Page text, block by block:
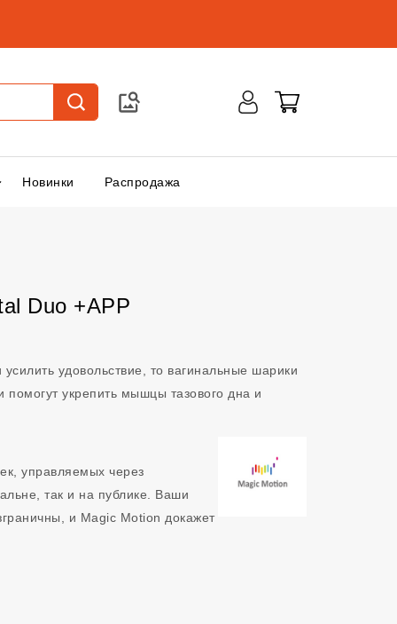
Новинки Распродажа
Duo +APP
удовольствие, то вагинальные шарики
укрепить мышцы тазового дна и
управляемых через
так и на публике. Ваши
и Magic Motion докажет